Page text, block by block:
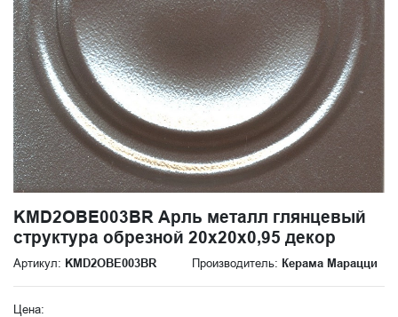
KMD2OBE003BR Арль металл глянцевый
структура обрезной 20x20x0,95 декор
Артикул: KMD2OBE003BR Производитель: Керама Марацци
Цена: